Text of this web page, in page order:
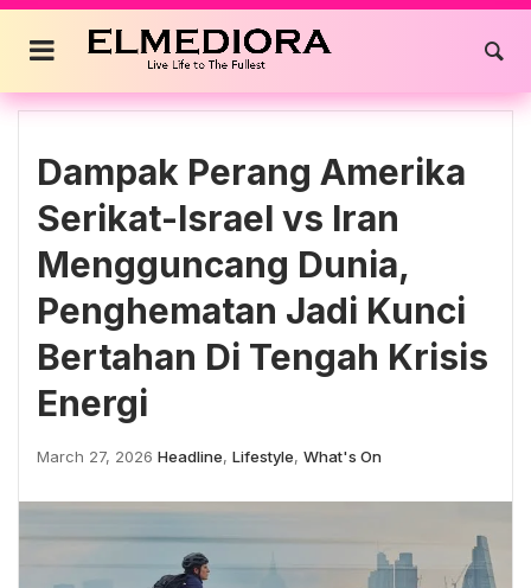
Skip
content
Dampak Perang Amerika
Serikat-Israel vs Iran
Mengguncang Dunia,
Penghematan Jadi Kunci
Bertahan Di Tengah Krisis
Energi
March 27, 2026 Headline, Lifestyle, What's On